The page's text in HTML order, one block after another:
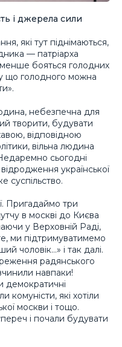
і джерела сили
які тут піднімаються,
— патріарха
бояться голодних
що голодного можна
небезпечна для
творити, будувати
відповідною
вільна людина
сьогодні
української
суспільство.
Пригадаймо три
в москві до Києва
у Верховній Раді,
ми підтримуватимемо
чоловік…» і так далі.
радянського
навпаки!
демократичні
комуністи, які хотіли
москви і тощо.
і почали будувати